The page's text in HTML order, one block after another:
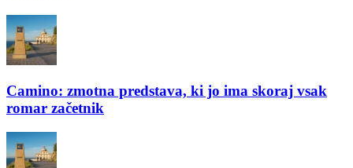
Camino: zmotna predstava, ki jo ima skoraj vsak
romar začetnik